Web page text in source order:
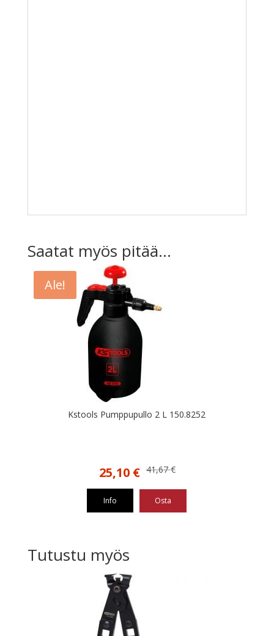
Saatat myös pitää...
Ale!
Kstools Pumppupullo 2 L 150.8252
41,67€
Alkuperäinen
41,67 €.
25,10 €Nykyinen
25,10 €.
Info Osta
Tutustu myös